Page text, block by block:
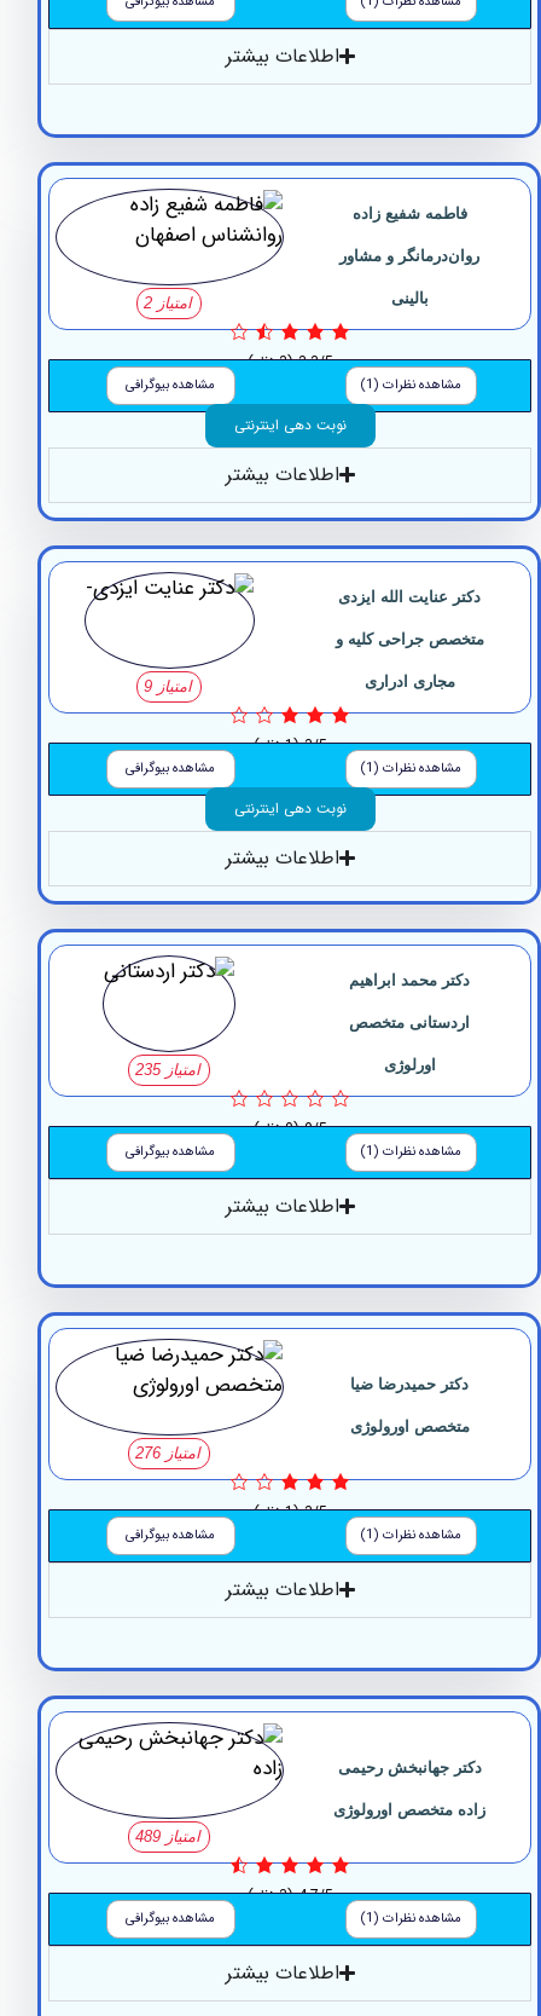
اطلاعات بیشتر
فاطمه شفیع زاده
روان‌درمانگر و مشاور
3.3/5 (3 نظر)
مشاهده نظرات (1) مشاهده بیوگرافی
نوبت دهی اینترنتی
اطلاعات بیشتر
دکتر ‏عنایت ‏الله ‏ایزدی
جراحی کلیه و
مجاری ادراری
3/5 (1 نظر)
مشاهده نظرات (1) مشاهده بیوگرافی
نوبت دهی اینترنتی
اطلاعات بیشتر
دکتر محمد ابراهیم
اردستانی متخصص
0/5 (0 نظر)
مشاهده نظرات (1) مشاهده بیوگرافی
اطلاعات بیشتر
دکتر حمیدرضا ضیا
متخصص اورولوژی
3/5 (1 نظر)
مشاهده نظرات (1) مشاهده بیوگرافی
اطلاعات بیشتر
دکتر جهانبخش رحیمی
متخصص اورولوژی
4.7/5 (3 نظر)
مشاهده نظرات (1) مشاهده بیوگرافی
اطلاعات بیشتر